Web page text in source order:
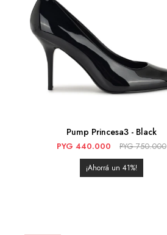
Pump Princesa3 - Black
PYG 440.000 PYG 750.000
41